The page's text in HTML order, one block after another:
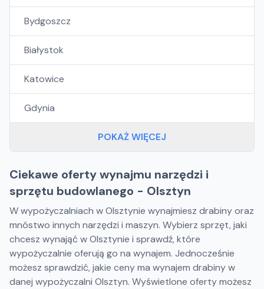
Bydgoszcz
Białystok
Katowice
Gdynia
POKAŻ WIĘCEJ
Ciekawe oferty wynajmu narzędzi i
sprzętu budowlanego - Olsztyn
W wypożyczalniach w Olsztynie wynajmiesz drabiny oraz
mnóstwo innych narzędzi i maszyn. Wybierz sprzęt, jaki
chcesz wynająć w Olsztynie i sprawdź, które
wypożyczalnie oferują go na wynajem. Jednocześnie
możesz sprawdzić, jakie ceny ma wynajem drabiny w
danej wypożyczalni Olsztyn. Wyświetlone oferty możesz